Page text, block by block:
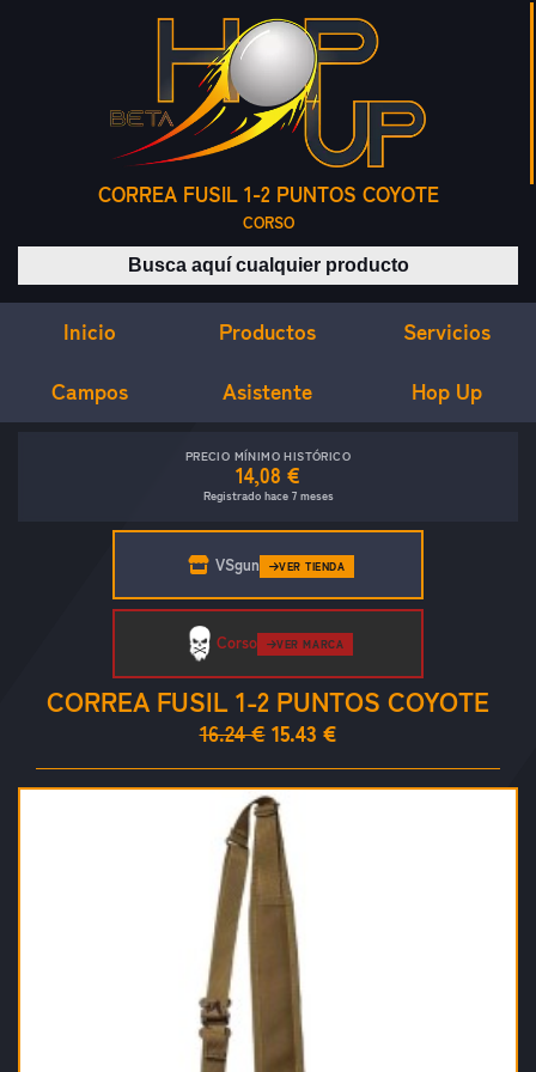
CORREA FUSIL 1-2 PUNTOS COYOTE
CORSO
Buscar productos
Inicio Productos Servicios
Campos Asistente Hop Up
PRECIO MÍNIMO HISTÓRICO
14,08 €
Registrado hace 7 meses
VSgun VER TIENDA
CORREA FUSIL 1-2 PUNTOS COYOTE
16.24 € 15.43 €
Corso VER MARCA